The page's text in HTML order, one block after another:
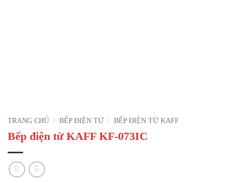
TRANG CHỦ / BẾP ĐIỆN TỪ / BẾP ĐIỆN TỪ KAFF
Bếp điện từ KAFF KF-073IC